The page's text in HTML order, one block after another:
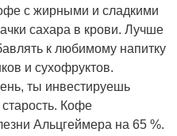
с жирными и сладкими
сахара в крови. Лучше
к любимому напитку
и сухофруктов.
ты инвестируешь
Кофе
Альцгеймера на 65 %.